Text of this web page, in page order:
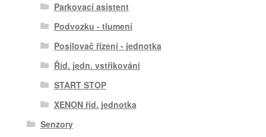
Parkovací asistent
Podvozku - tlumení
Posilovač řízení - jednotka
Říd. jedn. vstřikování
START STOP
XENON říd. jednotka
Senzory